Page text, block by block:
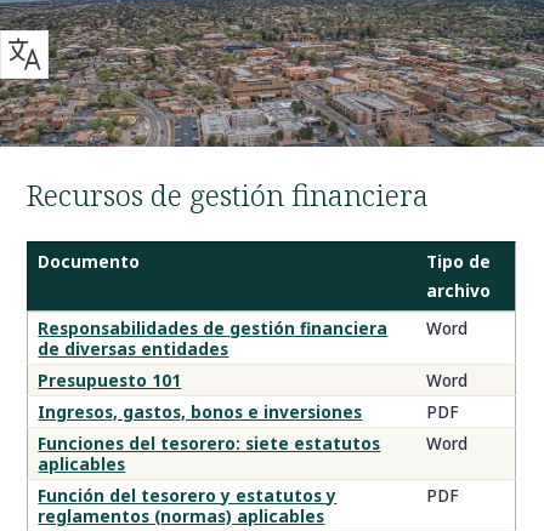
Recursos de gestión financiera
Recursos
de
gestión
financiera
para
gobiernos
locales
Documento
Tipo de
archivo
Responsabilidades de gestión financiera
de diversas entidades
Word
Presupuesto 101
Word
Ingresos, gastos, bonos e inversiones
PDF
Funciones del tesorero: siete estatutos
aplicables
Word
Función del tesorero y estatutos y
reglamentos (normas) aplicables
PDF